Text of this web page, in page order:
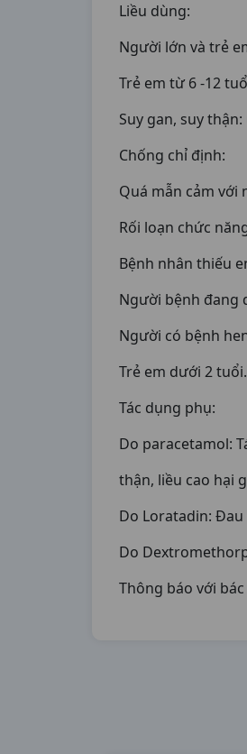
Liều dùng:
Người lớn và trẻ
Trẻ em từ 6 -12
Suy gan, suy
Chống chỉ định:
Quá mẫn cảm với
Rối loạn chức
Bệnh nhân thiếu
Người bệnh đang
Người có bệnh
Trẻ em dưới 2 tuổi.
Tác dụng phụ:
Do paracetamol:
thận, liều cao hại
Do Loratadin:
Do
Thông báo với